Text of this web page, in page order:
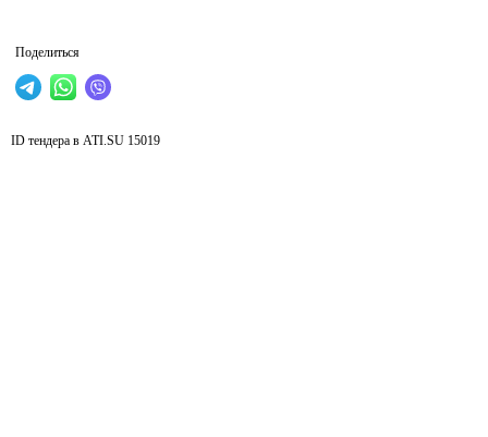
Поделиться
ID тендера в ATI.SU 15019